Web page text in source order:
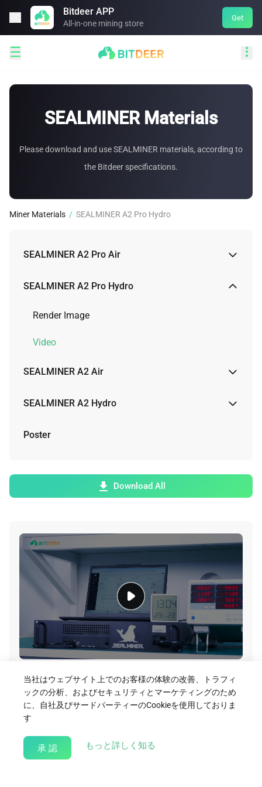
Bitdeer APP
All-in-one mining store
Get
 
SEALMINER Materials
Please download and use SEALMINER materials, according to
the Bitdeer specifications.
Miner Materials / SEALMINER A2 Pro Hydro
SEALMINER A2 Pro Air
Render Image
Video
SEALMINER A2 Pro Hydro
Render Image
Video
SEALMINER A2 Air
Render Image
SEALMINER A2 Hydro
Render Image
Poster
Download All
A2 Pro Hydro Video
Download
当社はウェブサイト上でのお客様の体験の改善、トラフィ
ックの分析、およびセキュリティとマーケティングのため
に、自社及びサードパーティーのCookieを使用しておりま
す
承 認 もっと詳しく知る